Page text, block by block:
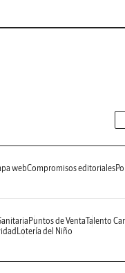
webCompromisos editoriales
Puntos de VentaTalento
Lotería del Niño